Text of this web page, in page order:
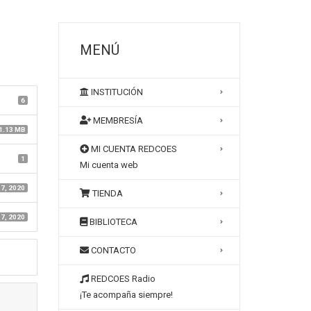
6
1.13 MB
1
2020
2020
MENÚ
INSTITUCIÓN
MEMBRESÍA
MI CUENTA REDCOES
Mi cuenta web
TIENDA
BIBLIOTECA
CONTACTO
REDCOES Radio
¡Te acompaña siempre!